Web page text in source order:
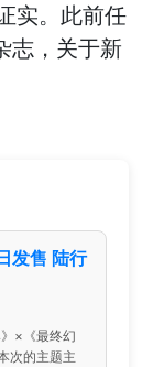
实。此前任
志，关于新
发售 陆行
×《最终幻
次的主题主